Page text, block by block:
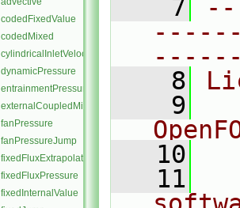
codedFixedValue
codedMixed
cylindricalInletVelocity
dynamicPressure
entrainmentPressure
externalCoupledMixed
fanPressure
fanPressureJump
fixedFluxExtrapolatedPressure
fixedFluxPressure
fixedInternalValue
    7
    8
    9
   10
   11